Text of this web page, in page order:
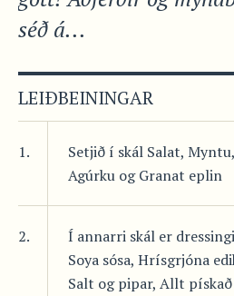
séð á...
LEIÐBEININGAR
1.
Setjið í skál Salat,
Agúrku og Granat eplin
2.
Í annarri skál er
Soya sósa, Hrísgrjóna
Salt og pipar, Allt pískað